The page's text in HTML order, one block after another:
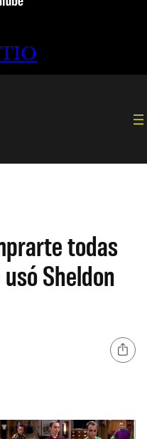
todas
Sheldon